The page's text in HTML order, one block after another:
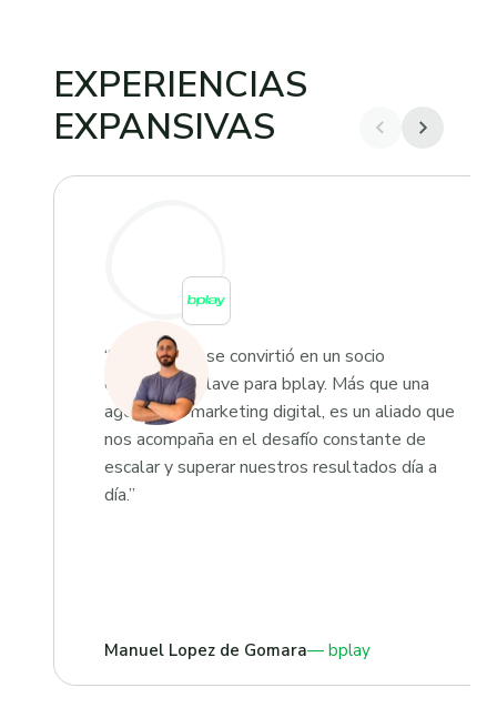
EXPERIENCIAS
EXPANSIVAS
“Growketing se convirtió en un socio
estratégico clave para bplay. Más que una
agencia de marketing digital, es un aliado que
nos acompaña en el desafío constante de
escalar y superar nuestros resultados día a
día.”
Manuel Lopez de Gomara bplay